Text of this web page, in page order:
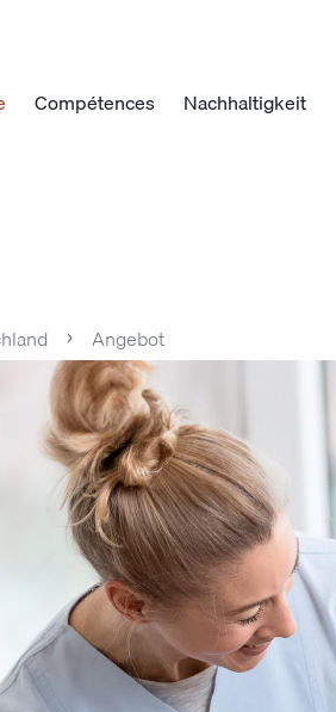
Compétences Nachhaltigkeit
Angebot